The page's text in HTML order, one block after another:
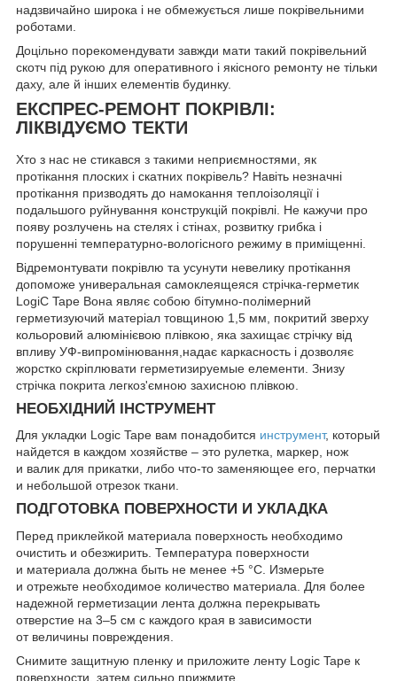
надзвичайно широка і не обмежується лише покрівельними
роботами.
Доцільно порекомендувати завжди мати такий покрівельний
скотч під рукою для оперативного і якісного ремонту не тільки
даху, але й інших елементів будинку.
ЕКСПРЕС-РЕМОНТ ПОКРІВЛІ:
ЛІКВІДУЄМО ТЕКТИ
Хто з нас не стикався з такими неприємностями, як
протікання плоских і скатних покрівель? Навіть незначні
протікання призводять до намокання теплоізоляції і
подальшого руйнування конструкцій покрівлі. Не кажучи про
появу розлучень на стелях і стінах, розвитку грибка і
порушенні температурно-вологісного режиму в приміщенні.
Відремонтувати покрівлю та усунути невелику протікання
допоможе универальная самоклеящеяся стрічка-герметик
LogiC Tape Вона являє собою бітумно-полімерний
герметизуючий матеріал товщиною 1,5 мм, покритий зверху
кольоровий алюмінієвою плівкою, яка захищає стрічку від
впливу УФ-випромінювання,надає каркасность і дозволяє
жорстко скріплювати герметизируемые елементи. Знизу
стрічка покрита легкоз'ємною захисною плівкою.
НЕОБХІДНИЙ ІНСТРУМЕНТ
Для укладки Logic Tape вам понадобится инструмент, который
найдется в каждом хозяйстве – это рулетка, маркер, нож
и валик для прикатки, либо что‑то заменяющее его, перчатки
и небольшой отрезок ткани.
ПОДГОТОВКА ПОВЕРХНОСТИ И УКЛАДКА
Перед приклейкой материала поверхность необходимо
очистить и обезжирить. Температура поверхности
и материала должна быть не менее +5 °С. Измерьте
и отрежьте необходимое количество материала. Для более
надежной герметизации лента должна перекрывать
отверстие на 3–5 см с каждого края в зависимости
от величины повреждения.
Снимите защитную пленку и приложите ленту Logic Tape к
поверхности, затем сильно прижмите.